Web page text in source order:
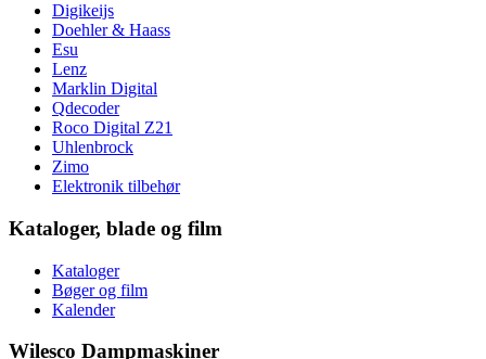
Digikeijs
Doehler & Haass
Esu
Lenz
Marklin Digital
Qdecoder
Roco Digital Z21
Uhlenbrock
Zimo
Elektronik tilbehør
Kataloger, blade og film
Kataloger
Bøger og film
Kalender
Wilesco Dampmaskiner